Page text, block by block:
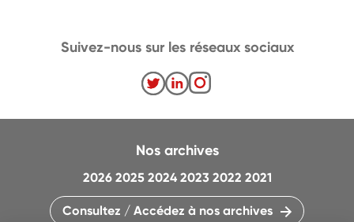
Nos archives
2026 2025 2024 2023 2022 2021
Consultez / Accédez à nos archives
Suivez-nous sur les réseaux sociaux